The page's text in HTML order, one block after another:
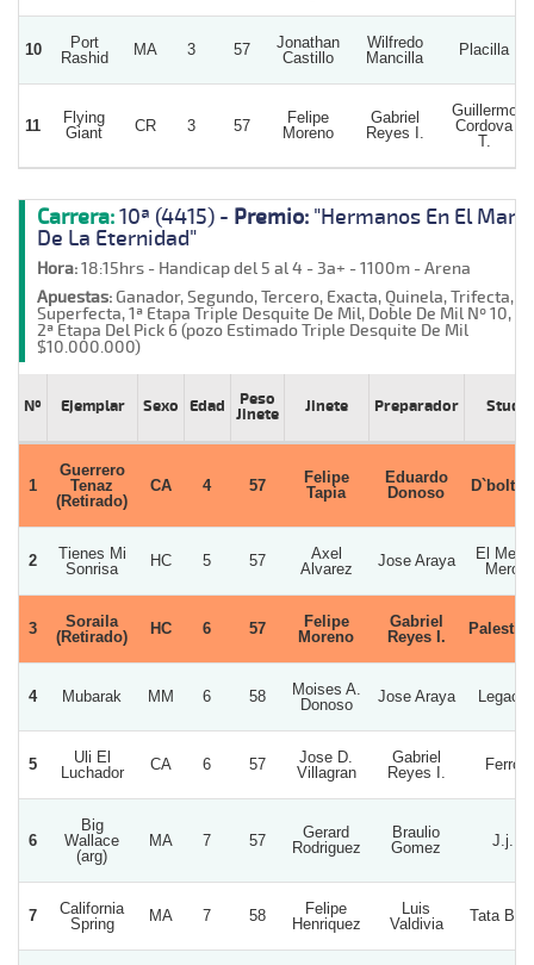
10
Port
Rashid
MA 3 57
Jonathan
Castillo
Wilfredo
Mancilla
Placilla
11
Flying
Giant
CR 3 57
Felipe
Moreno
Gabriel
Reyes I.
Guillermo
Cordova
T.
Carrera:10ª (4415) - Premio: "Hermanos En El Mar
De La Eternidad"
Hora:18:15hrs - Handicap del 5 al 4 - 3a+ - 1100m - Arena
Apuestas:Ganador, Segundo, Tercero, Exacta, Quinela, Trifecta,
Superfecta, 1ª Etapa Triple Desquite De Mil, Doble De Mil Nº 10,
2ª Etapa Del Pick 6 (pozo Estimado Triple Desquite De Mil
$10.000.000)
Nº Ejemplar Sexo Edad
Peso
Jinete
Jinete Preparador Stud
1
Guerrero
Tenaz
(Retirado)
CA 4 57
Felipe
Tapia
Eduardo
Donoso
D`bolton
2
Tienes Mi
Sonrisa
HC 5 57
Axel
Alvarez
Jose Araya
El Mero
Mero
3
Soraila
(Retirado)
HC 6 57
Felipe
Moreno
Gabriel
Reyes I.
4 Mubarak MM 6 58
Moises A.
Donoso
Jose Araya Legacy
5
Uli El
Luchador
CA 6 57
Jose D.
Villagran
Gabriel
Reyes I.
Ferro
6
Big
Wallace
(arg)
MA 7 57
Gerard
Rodriguez
Braulio
Gomez
J.j.
7
California
Spring
MA 7 58
Felipe
Henriquez
Luis
Valdivia
Tata